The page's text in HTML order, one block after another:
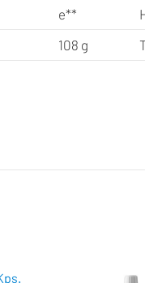
e**
108 g